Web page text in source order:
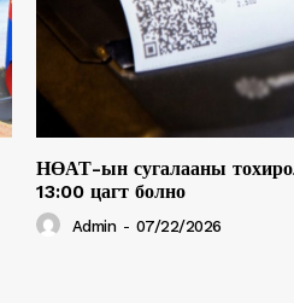
НӨАТ-ын сугалааны
13:00 цагт болно
Admin - 07/22/2026